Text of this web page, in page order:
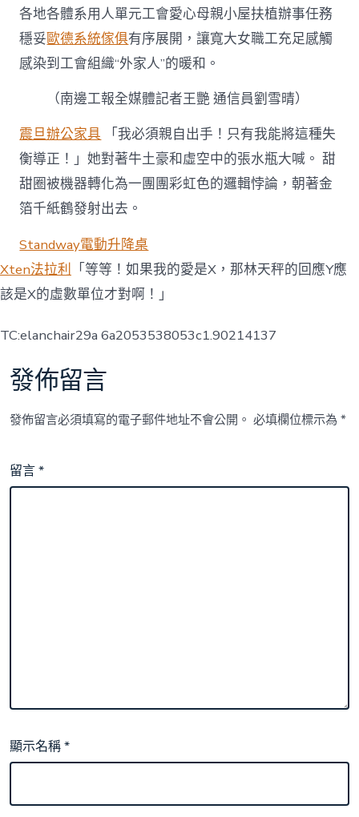
各地各體系用人單元工會愛心母親小屋扶植辦事任務
穩妥歐德系統傢俱有序展開，讓寬大女職工充足感觸
感染到工會組織“外家人”的暖和。
（南邊工報全媒體記者王艷 通信員劉雪晴）
震旦辦公家具 「我必須親自出手！只有我能將這種失
衡導正！」她對著牛土豪和虛空中的張水瓶大喊。 甜
甜圈被機器轉化為一團團彩虹色的邏輯悖論，朝著金
箔千紙鶴發射出去。
Standway電動升降桌
Xten法拉利 「等等！如果我的愛是X，那林天秤的回應Y應
該是X的虛數單位才對啊！」
TC:elanchair29a 6a2053538053c1.90214137
發佈留言
發佈留言必須填寫的電子郵件地址不會公開。 必填欄位標示為*
留言*
顯示名稱*